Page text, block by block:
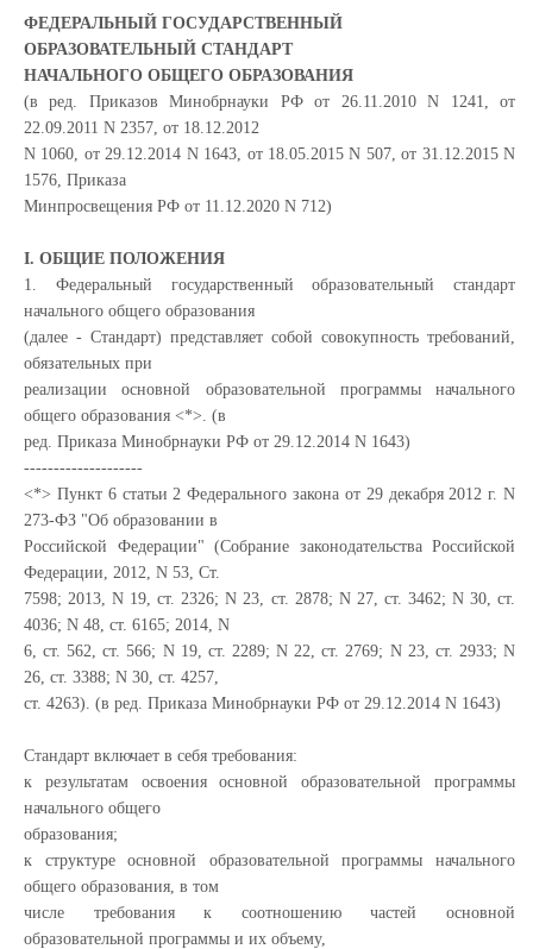
ФЕДЕРАЛЬНЫЙ ГОСУДАРСТВЕННЫЙ
ОБРАЗОВАТЕЛЬНЫЙ СТАНДАРТ
НАЧАЛЬНОГО ОБЩЕГО ОБРАЗОВАНИЯ
(в ред. Приказов Минобрнауки РФ от 26.11.2010 N 1241, от
22.09.2011 N 2357, от 18.12.2012
N 1060, от 29.12.2014 N 1643, от 18.05.2015 N 507, от 31.12.2015 N
1576, Приказа
Минпросвещения РФ от 11.12.2020 N 712)
I. ОБЩИЕ ПОЛОЖЕНИЯ
1. Федеральный государственный образовательный стандарт
начального общего образования
(далее - Стандарт) представляет собой совокупность требований,
обязательных при
реализации основной образовательной программы начального
общего образования <*>. (в
ред. Приказа Минобрнауки РФ от 29.12.2014 N 1643)
--------------------
<*> Пункт 6 статьи 2 Федерального закона от 29 декабря 2012 г. N
273-ФЗ "Об образовании в
Российской Федерации" (Собрание законодательства Российской
Федерации, 2012, N 53, Ст.
7598; 2013, N 19, ст. 2326; N 23, ст. 2878; N 27, ст. 3462; N 30, ст.
4036; N 48, ст. 6165; 2014, N
6, ст. 562, ст. 566; N 19, ст. 2289; N 22, ст. 2769; N 23, ст. 2933; N
26, ст. 3388; N 30, ст. 4257,
ст. 4263). (в ред. Приказа Минобрнауки РФ от 29.12.2014 N 1643)
Стандарт включает в себя требования:
к результатам освоения основной образовательной программы
начального общего
образования;
к структуре основной образовательной программы начального
общего образования, в том
числе требования к соотношению частей основной
образовательной программы и их объему,